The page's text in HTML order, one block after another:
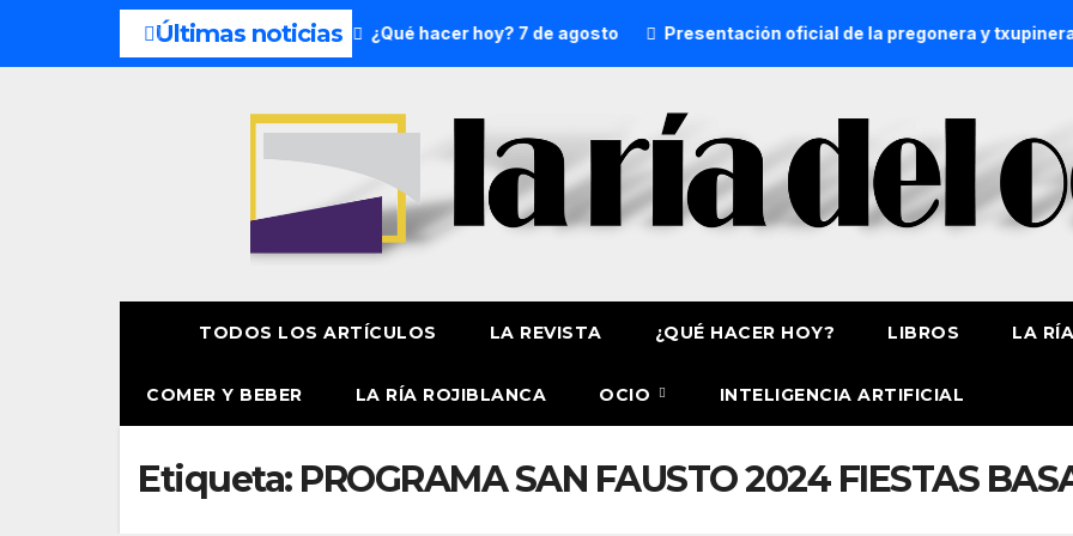
Últimas noticias
del fin de semana: 8 y 9 de agosto ¿Qué hacer hoy? 7 de agosto Presentación oficial de la pregonera y txupinera
TODOS LOS ARTÍCULOS LA REVISTA ¿QUÉ HACER HOY? LIBROS LA
COMER Y BEBER LA RÍA ROJIBLANCA OCIO INTELIGENCIA ARTIFICIAL
Etiqueta: PROGRAMA SAN FAUSTO 2024 FIESTAS